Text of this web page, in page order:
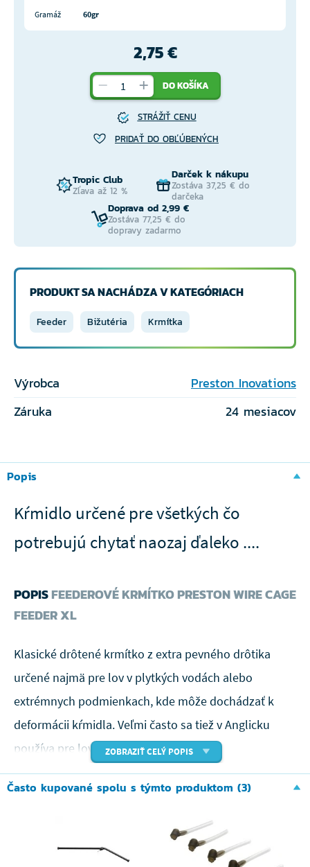
Gramáž 60gr
2,75 €
DO KOŠÍKA
STRÁŽIŤ CENU
PRIDAŤ DO OBĽÚBENÝCH
Tropic Club
Zľava až 12 %
Darček k nákupu
Zostáva 37,25 € do
darčeka
Doprava od 2,99 €
Zostáva 77,25 € do
dopravy zadarmo
PRODUKT SA NACHÁDZA V KATEGÓRIACH
Feeder Bižutéria Krmítka
Výrobca
Preston Inovations
Záruka
24 mesiacov
Popis
Kŕmidlo určené pre všetkých čo
potrebujú chytať naozaj ďaleko ....
POPISFEEDEROVÉ KRMÍTKO PRESTON WIRE CAGE
FEEDER XL
Klasické drôtené krmítko z extra pevného drôtika
určené najmä pre lov v plytkých vodách alebo
extrémnych podmienkach, kde môže dochádzať k
deformácii kŕmidla. Veľmi často sa tiež v Anglicku
používa pre lov v blízkosti ostrovov.
Skvelou vychytávkou je uchytenie kŕmidla na
ľahko vymeniť alebo zložiť pri ukončení lovu.
ZOBRAZIŤ CELÝ POPIS
Často kupované spolu s týmto produktom (3)